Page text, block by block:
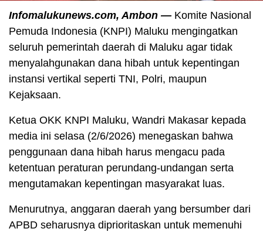
Infomalukunews.com, Ambon — Komite Nasional
Pemuda Indonesia (KNPI) Maluku mengingatkan
seluruh pemerintah daerah di Maluku agar tidak
menyalahgunakan dana hibah untuk kepentingan
instansi vertikal seperti TNI, Polri, maupun
Kejaksaan.
Ketua OKK KNPI Maluku, Wandri Makasar kepada
media ini selasa (2/6/2026) menegaskan bahwa
penggunaan dana hibah harus mengacu pada
ketentuan peraturan perundang-undangan serta
mengutamakan kepentingan masyarakat luas.
Menurutnya, anggaran daerah yang bersumber dari
APBD seharusnya diprioritaskan untuk memenuhi